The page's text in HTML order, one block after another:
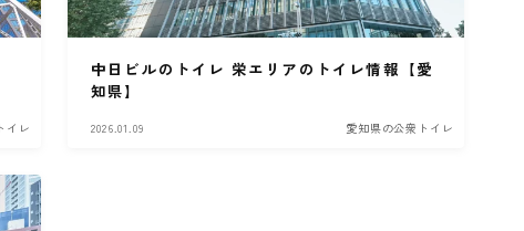
イレ
中日ビルのトイレ 栄エリアのトイレ情報【愛
知県】
2026.01.09 愛知県の公衆トイレ